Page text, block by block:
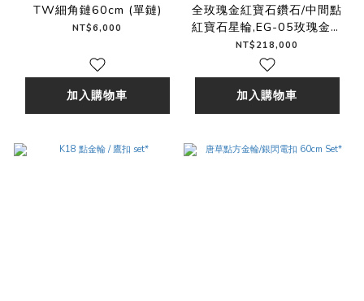
TW細角鏈60cm (單鏈)
NT$6,000
加入購物車
全玫瑰金紅寶石鑽石/中間點
紅寶石星輪,EG-05玫瑰金頭
扣 Ball Chain 60cm Set
NT$218,000
加入購物車